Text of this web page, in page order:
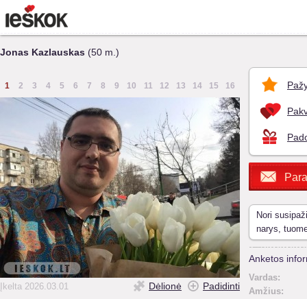
Jonas Kazlauskas (50 m.)
1 2 3 4 5 6 7 8 9 10 11 12 13 14 15 16
Įkelta 2026.03.01 Dėlionė Padidinti
Nori
narys,
Anketos
Vardas:
Amžius: